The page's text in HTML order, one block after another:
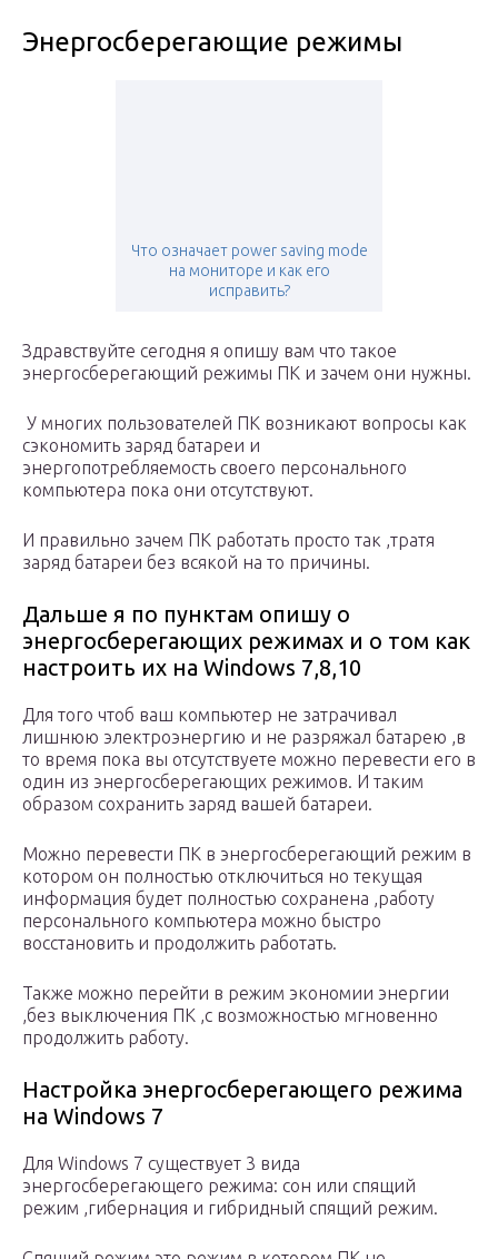
Энергосберегающие режимы
Что означает power saving mode
на мониторе и как его
исправить?
Здравствуйте сегодня я опишу вам что такое
энергосберегающий режимы ПК и зачем они нужны.
У многих пользователей ПК возникают вопросы как
сэкономить заряд батареи и
энергопотребляемость своего персонального
компьютера пока они отсутствуют.
И правильно зачем ПК работать просто так ,тратя
заряд батареи без всякой на то причины.
Дальше я по пунктам опишу о
энергосберегающих режимах и о том как
настроить их на Windows 7,8,10
Для того чтоб ваш компьютер не затрачивал
лишнюю электроэнергию и не разряжал батарею ,в
то время пока вы отсутствуете можно перевести его в
один из энергосберегающих режимов. И таким
образом сохранить заряд вашей батареи.
Можно перевести ПК в энергосберегающий режим в
котором он полностью отключиться но текущая
информация будет полностью сохранена ,работу
персонального компьютера можно быстро
восстановить и продолжить работать.
Также можно перейти в режим экономии энергии
,без выключения ПК ,с возможностью мгновенно
продолжить работу.
Настройка энергосберегающего режима
на Windows 7
Для Windows 7 существует 3 вида
энергосберегающего режима: сон или спящий
режим ,гибернация и гибридный спящий режим.